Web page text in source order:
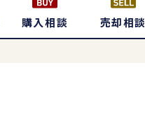
購入相談 売却相談